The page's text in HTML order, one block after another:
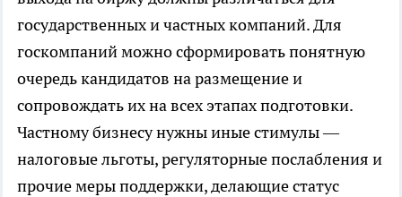
государственных и частных компаний. Для
госкомпаний можно сформировать понятную
очередь кандидатов на размещение и
сопровождать их на всех этапах подготовки.
Частному бизнесу нужны иные стимулы —
налоговые льготы, регуляторные послабления и
прочие меры поддержки, делающие статус